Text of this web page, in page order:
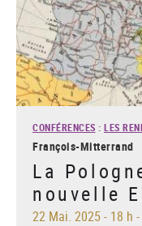
CONFÉRENCES : LES
François-Mitterrand
La
nouvelle
22 Mai. 2025- 18 h